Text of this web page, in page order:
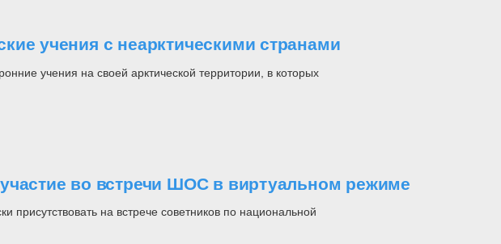
учения с неарктическими странами
учения на своей арктической территории, в которых
во встречи ШОС в виртуальном режиме
присутствовать на встрече советников по национальной